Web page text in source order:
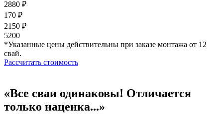
2880 ₽
170 ₽
2150 ₽
5200
*Указанные цены действительны при заказе монтажа от 12
свай.
Рассчитать стоимость
«Все сваи одинаковы! Отличается
только наценка...»